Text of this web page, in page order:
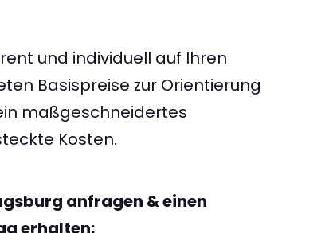
und individuell auf Ihren
Basispreise zur Orientierung
maßgeschneidertes
Kosten.
anfragen & einen
erhalten: